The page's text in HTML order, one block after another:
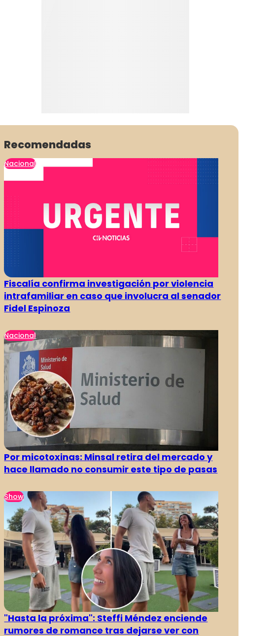
Recomendadas
Nacional
Fiscalía confirma investigación por violencia
intrafamiliar en caso que involucra al senador
Fidel Espinoza
Nacional
Por micotoxinas: Minsal retira del mercado y
hace llamado no consumir este tipo de pasas
Show
"Hasta la próxima": Steffi Méndez enciende
rumores de romance tras dejarse ver con